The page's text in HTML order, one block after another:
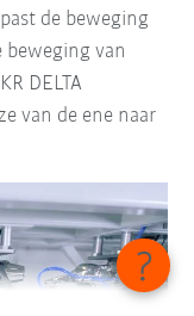
de beweging
beweging van
DELTA
van de ene naar